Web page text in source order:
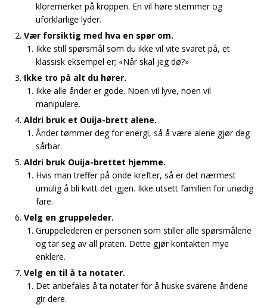
kloremerker på kroppen. En vil høre stemmer og
uforklarlige lyder.
Vær forsiktig med hva en spør om.
Ikke still spørsmål som du ikke vil vite svaret på, et
klassisk eksempel er; «Når skal jeg dø?»
Ikke tro på alt du hører.
Ikke alle ånder er gode. Noen vil lyve, noen vil
manipulere.
Aldri bruk et Ouija-brett alene.
Ånder tømmer deg for energi, så å være alene gjør deg
sårbar.
Aldri bruk Ouija-brettet hjemme.
Hvis man treffer på onde krefter, så er det nærmest
umulig å bli kvitt det igjen. Ikke utsett familien for unødig
fare.
Velg en gruppeleder.
Gruppelederen er personen som stiller alle spørsmålene
og tar seg av all praten. Dette gjør kontakten mye
enklere.
Velg en til å ta notater.
Det anbefales å ta notater for å huske svarene åndene
gir dere.